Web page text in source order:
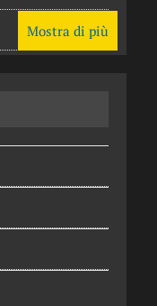
Mostra di più